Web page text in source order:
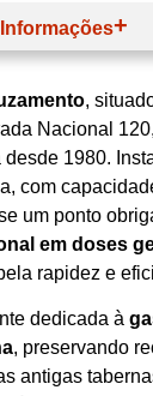
,
Nacional
1980.
com
um ponto
em doses
rapidez e
dedicada à
, preservando
antigas
Informações